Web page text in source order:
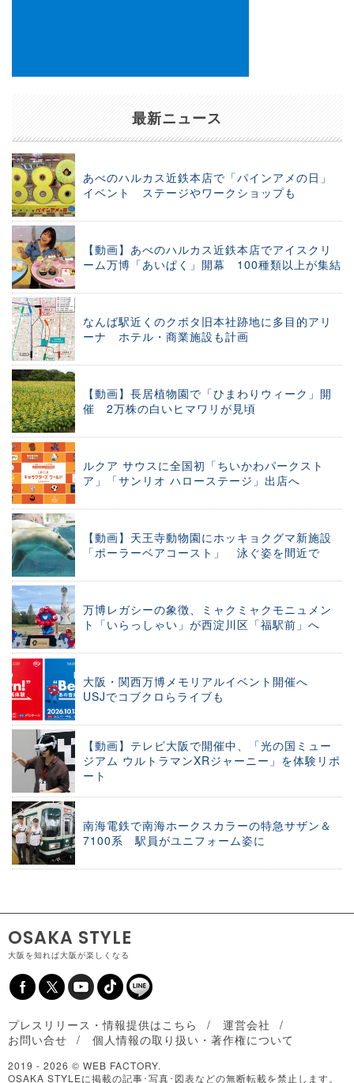
最新ニュース
あべのハルカス近鉄本店で「パインアメの日」
イベント ステージやワークショップも
【動画】あべのハルカス近鉄本店でアイスクリ
ーム万博「あいぱく」開幕 100種類以上が集結
なんば駅近くのクボタ旧本社跡地に多目的アリ
ーナ ホテル・商業施設も計画
【動画】長居植物園で「ひまわりウィーク」開
催 2万株の白いヒマワリが見頃
ルクア サウスに全国初「ちいかわパークスト
ア」「サンリオ ハローステージ」出店へ
【動画】天王寺動物園にホッキョクグマ新施設
「ポーラーベアコースト」 泳ぐ姿を間近で
万博レガシーの象徴、ミャクミャクモニュメン
ト「いらっしゃい」が西淀川区「福駅前」へ
大阪・関西万博メモリアルイベント開催へ
USJでコブクロらライブも
【動画】テレビ大阪で開催中、「光の国ミュー
ジアム ウルトラマンXRジャーニー」を体験リポ
ート
南海電鉄で南海ホークスカラーの特急サザン＆
7100系 駅員がユニフォーム姿に
OSAKA STYLE
大阪を知れば大阪が楽しくなる
プレスリリース・情報提供はこちら
運営会社
お問い合せ
個人情報の取り扱い・著作権について
2019 - 2026 © WEB FACTORY.
OSAKA STYLEに掲載の記事･写真･図表などの無断転載を禁止します。